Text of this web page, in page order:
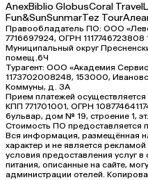
AnexBiblio GlobusCoral Travel
Fun&SunSunmarTez Tour
Правообладатель ПО: ООО
7716697924, ОГРН 1117746723808
Муниципальный округ
помещ.6Ч
Турагент: ООО «Академия
1173702008248, 153000,
Коммуны, д. ЗА
Прием платежей
КПП 771701001, ОГРН
бульвар, дом № 19, строение 1,
Стоимость ПО предоставляется
Вся информация, размещённая
характер и не является
условия предоставления услуг
питания, описанные на сайте,
администрации отелей.